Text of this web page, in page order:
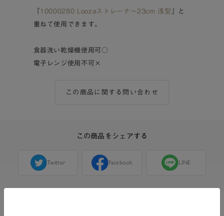
10000280 Loozaストレーナー23cm 浅型
」と
重ねて使用できます。
食器洗い乾燥機使用可○
電子レンジ使用不可×
この商品に関する問い合わせ
この商品をシェアする
Twitter Facebook LINE